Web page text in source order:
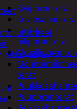
Kiviporanterät
Kuviosahanterä
Lasi- ja
tiiliporanterät
terät
Puuporanterät